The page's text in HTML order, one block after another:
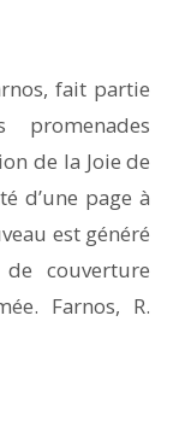
fait partie
de la Joie de
d’une page à
est généré
couverture
Farnos, R.